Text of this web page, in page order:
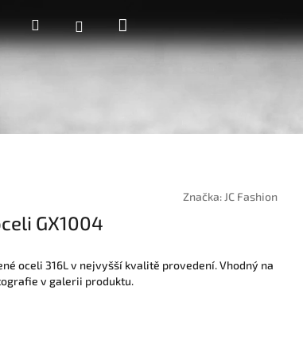
HledatPřihlášeníNákupní
košík
Značka: JC Fashion
GX1004
oceli 316L v nejvyšší kvalitě provedení. Vhodný na
v galerii produktu.